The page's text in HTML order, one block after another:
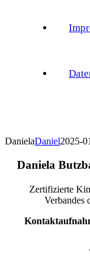
DanielaDaniel2025-
Daniela
Zertifizierte
Verbandes